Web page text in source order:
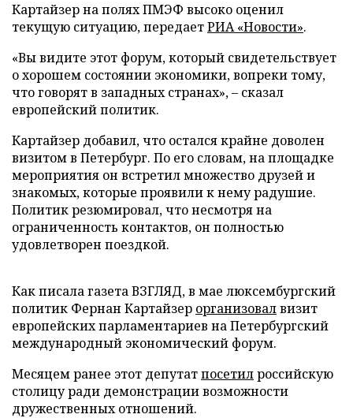
Картайзер на полях ПМЭФ высоко оценил
текущую ситуацию, передаетРИА «Новости».
«Вы видите этот форум, который свидетельствует
о хорошем состоянии экономики, вопреки тому,
что говорят в западных странах», – сказал
европейский политик.
Картайзер добавил, что остался крайне доволен
визитом в Петербург. По его словам, на площадке
мероприятия он встретил множество друзей и
знакомых, которые проявили к нему радушие.
Политик резюмировал, что несмотря на
ограниченность контактов, он полностью
удовлетворен поездкой.
Как писала газета ВЗГЛЯД, в мае люксембургский
политик Фернан Картайзер организовалвизит
европейских парламентариев на Петербургский
международный экономический форум.
Месяцем ранее этот депутатпосетилроссийскую
столицу ради демонстрации возможности
дружественных отношений.